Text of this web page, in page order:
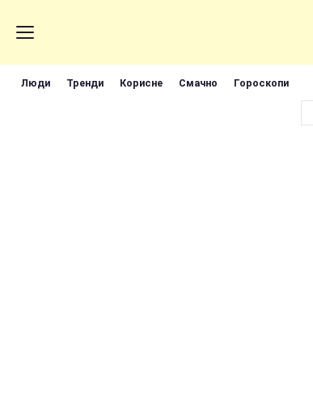
Люди Тренди Корисне Смачно Гороскопи